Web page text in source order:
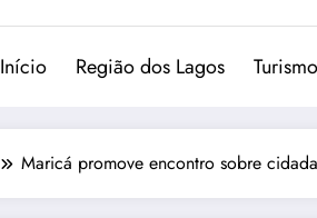
Início Região dos Lagos Turismo
Maricá promove encontro sobre